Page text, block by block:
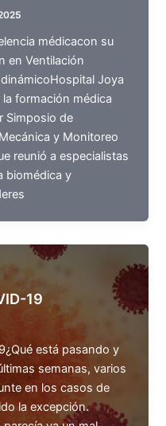
médicacon su
en Ventilación
Joya
formación médica
Simposio de
y Monitoreo
reunió a especialistas
biomédica y
19
está pasando y
semanas, varios
en los casos de
la excepción.